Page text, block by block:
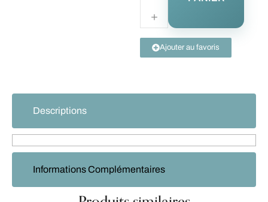
Ajouter au favoris
Descriptions
Informations Complémentaires